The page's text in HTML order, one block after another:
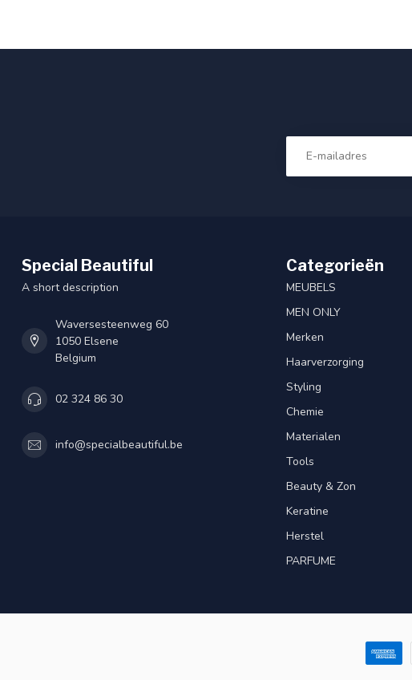
Special Beautiful
A short description
Waversesteenweg 60
1050 Elsene
Belgium
02 324 86 30
info@specialbeautiful.be
Categorieën
MEUBELS
MEN ONLY
Merken
Haarverzorging
Styling
Chemie
Materialen
Tools
Beauty & Zon
Keratine
Herstel
PARFUME